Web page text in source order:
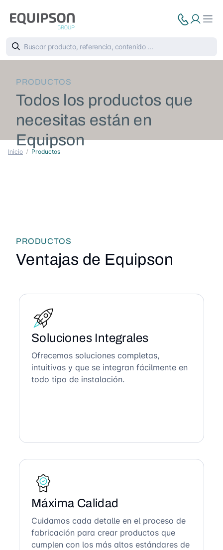
PRODUCTOS
Todos los productos que
necesitas están en
Equipson
Inicio Productos
PRODUCTOS
Ventajas de Equipson
Soluciones Integrales
Ofrecemos soluciones completas,
intuitivas y que se integran fácilmente en
todo tipo de instalación.
Máxima Calidad
Cuidamos cada detalle en el proceso de
fabricación para crear productos que
cumplen con los más altos estándares de